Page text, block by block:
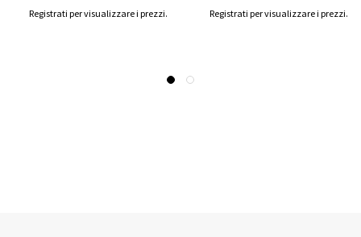
Registrati per visualizzare i prezzi. Registrati per visualizzare i prezzi.